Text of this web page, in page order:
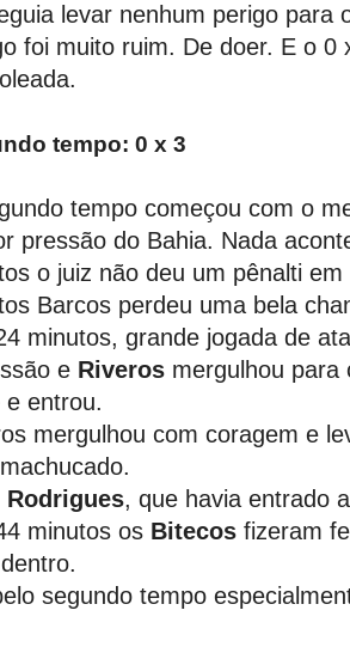
levar nenhum perigo para
foi muito ruim. De doer. E o 0
tempo: 0 x 3
tempo começou com o
pressão do Bahia. Nada
o juiz não deu um pênalti em
Barcos perdeu uma bela
minutos, grande jogada de
e Riveros mergulhou para
e entrou.
mergulhou com coragem e
Rodrigues, que havia entrado
minutos os Bitecos fizeram
segundo tempo